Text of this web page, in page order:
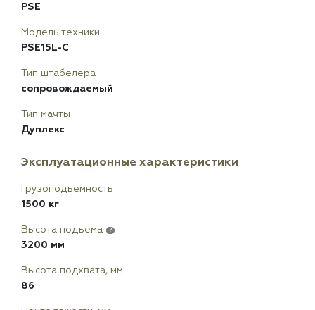
PSE
Модель техники
PSE15L-C
Тип штабелера
сопровождаемый
Тип мачты
Дуплекс
Эксплуатационные характеристики
Грузоподъемность
1500 кг
Высота подъема ?
3200 мм
Высота подхвата, мм
86